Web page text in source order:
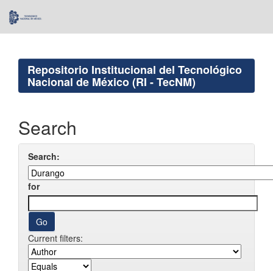
navigation
Repositorio Institucional del Tecnológico
Nacional de México (RI - TecNM)
Search
Search:
for
Current filters: